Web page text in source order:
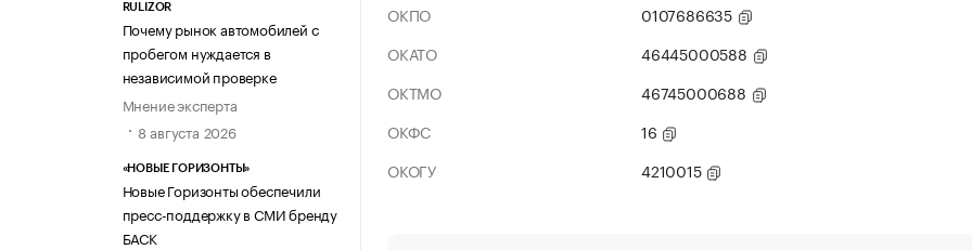
RULIZOR
Почему рынок автомобилей с
пробегом нуждается в
независимой проверке
Мнение эксперта
8 августа 2026
«НОВЫЕ ГОРИЗОНТЫ»
Новые Горизонты обеспечили
пресс-поддержку в СМИ бренду
БАСК
ОКПО
0107686635
ОКАТО
46445000588
ОКТМО
46745000688
ОКФС
16
ОКОГУ
4210015